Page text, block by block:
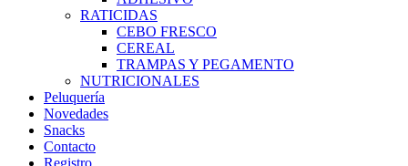
RATICIDAS
CEBO FRESCO
CEREAL
TRAMPAS Y PEGAMENTO
NUTRICIONALES
Peluquería
Novedades
Snacks
Contacto
Registro